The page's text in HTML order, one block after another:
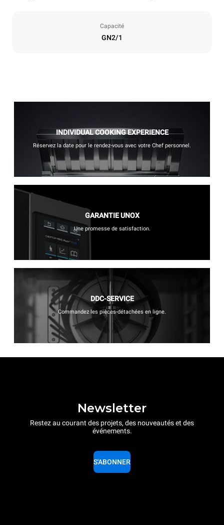
Capacité
GN2/1
INDIVIDUAL COOKING EXPERIENCE
Réservez la date pour le rendez-vous avec votre Chef personnel.
GARANTIE UNOX
Une promesse de satisfaction.
DDC-SERVICE
Commandez les pièces-détachées en ligne.
Newsletter
Restez au courant des projets, des nouveautés et des
événements.
S'ABONNER